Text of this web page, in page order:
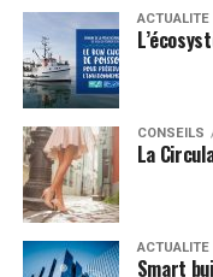
ACTUALITE
CONSEILS
La
ACTUALITE
Smart